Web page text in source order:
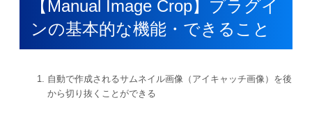
【Manual Image Crop】プラグイ
ンの基本的な機能・できること
自動で作成されるサムネイル画像（アイキャッチ画像）を後
から切り抜くことができる